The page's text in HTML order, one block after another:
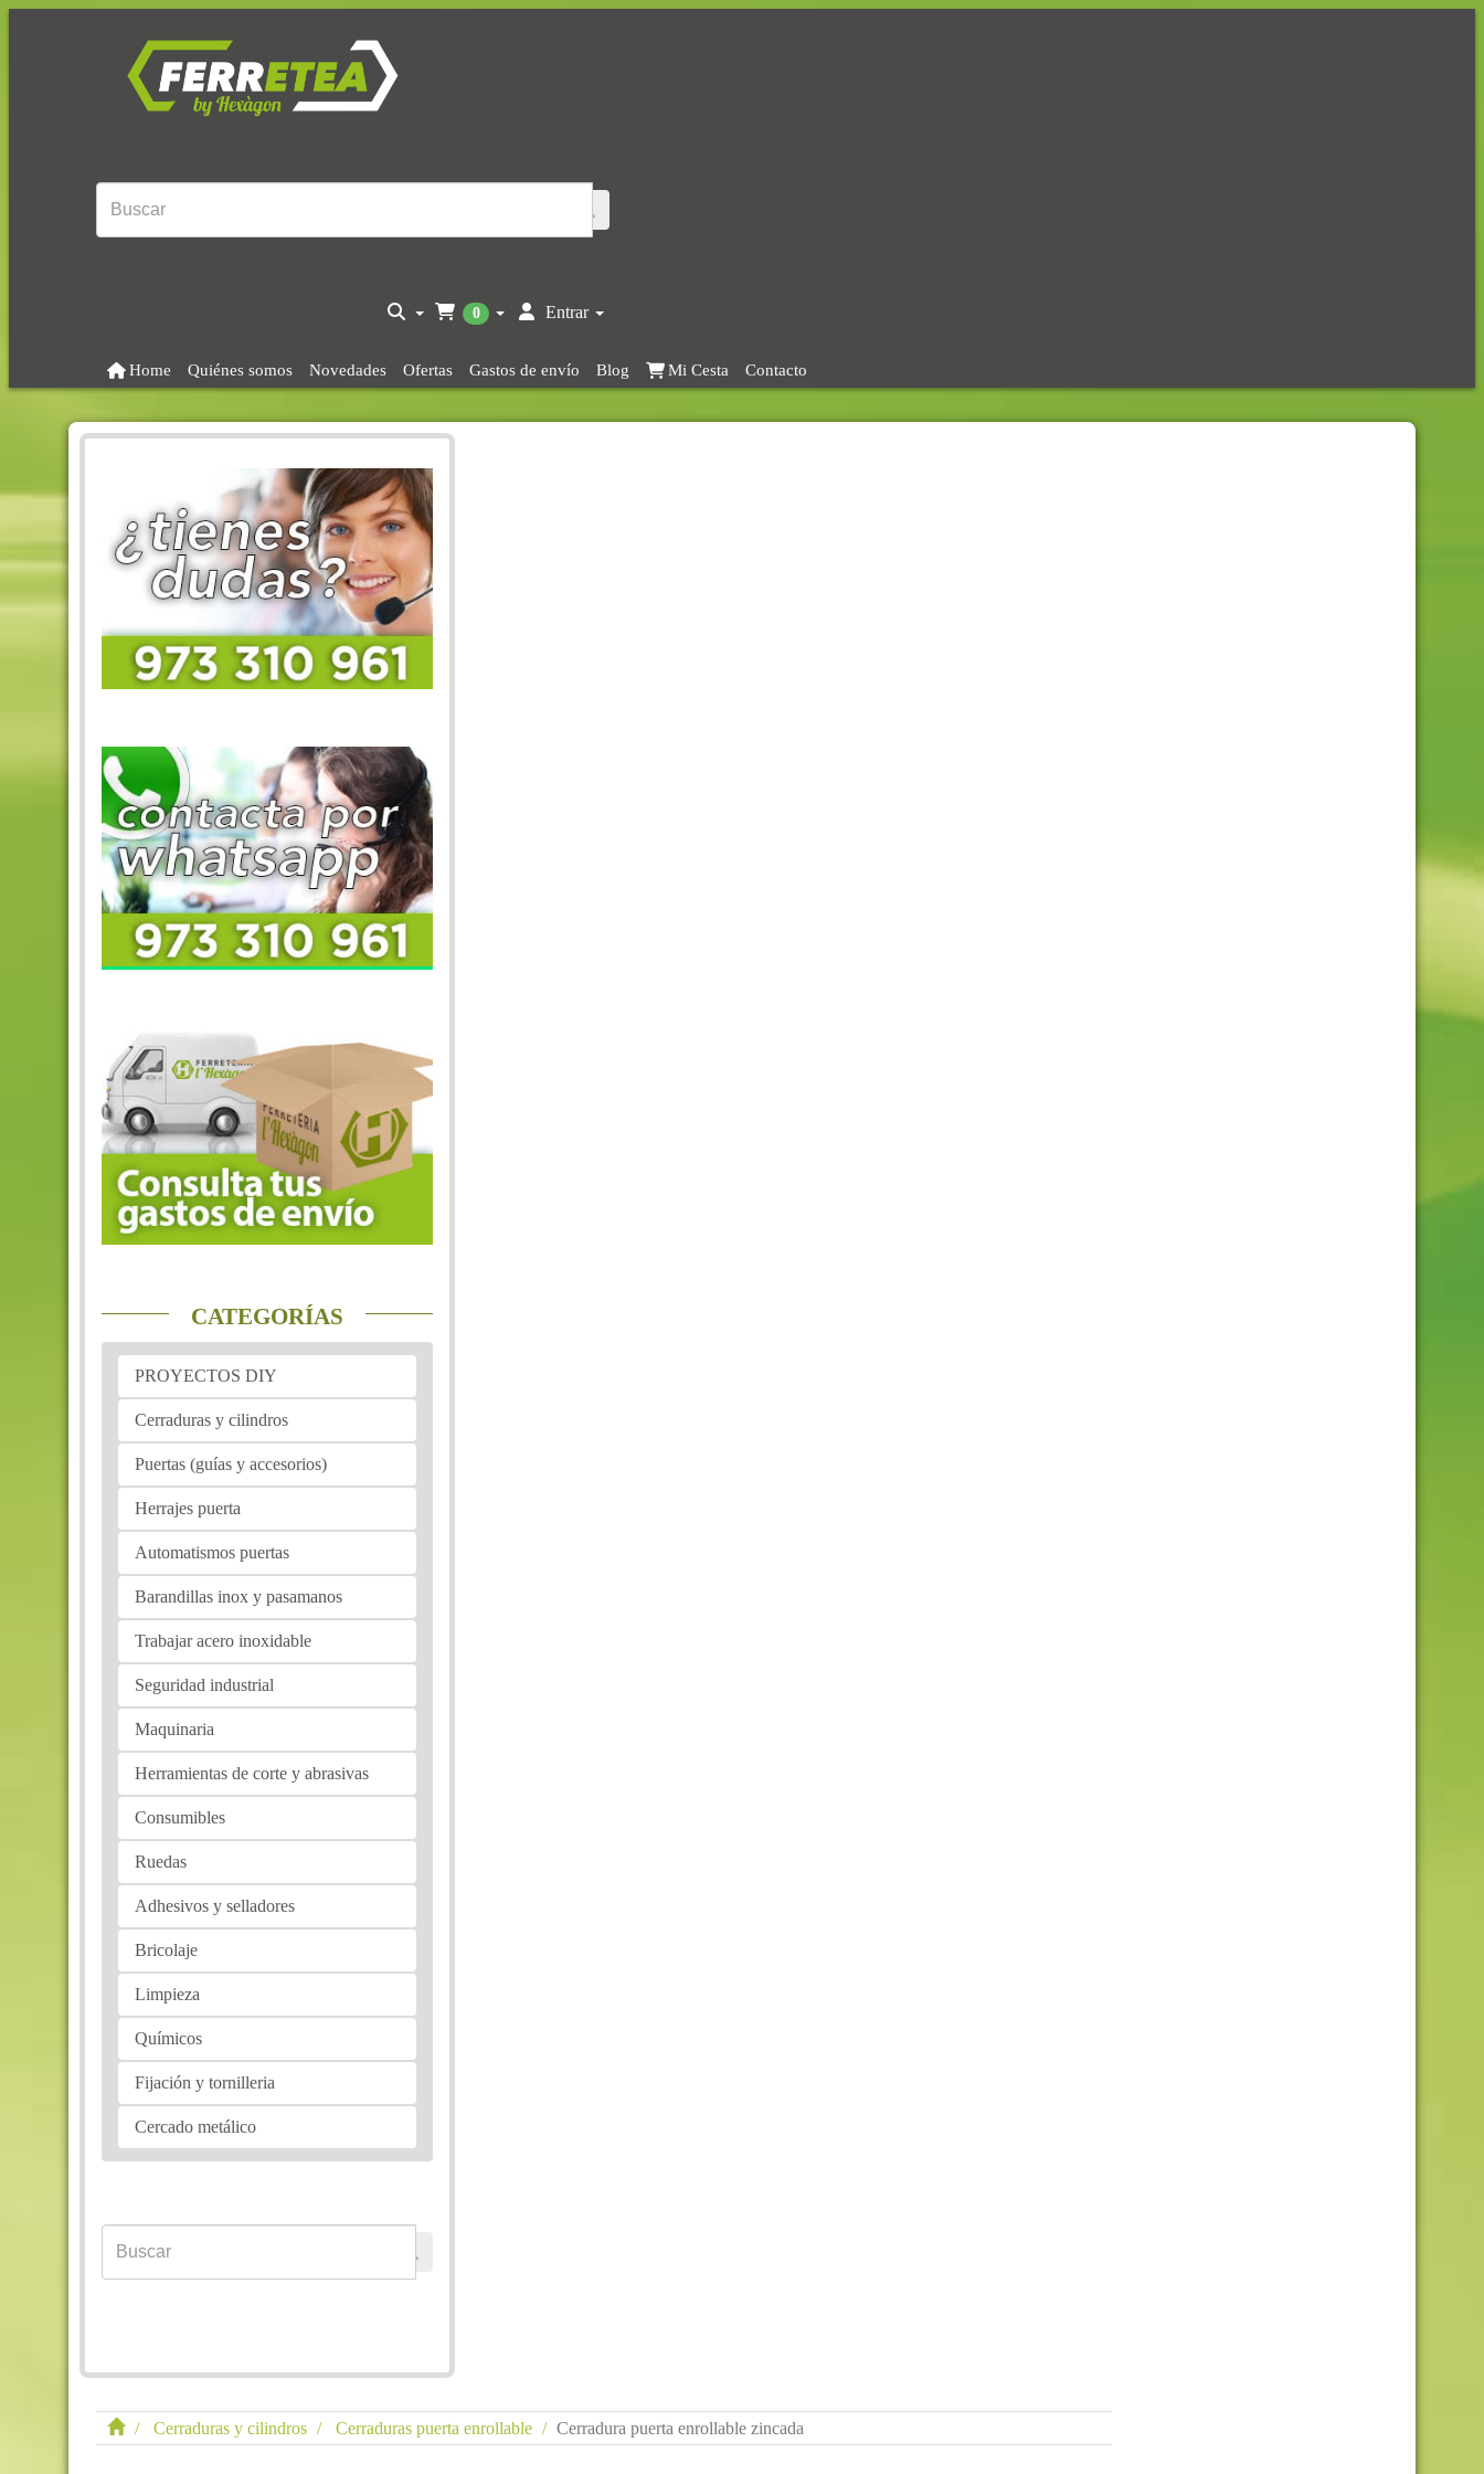
0 Entrar
Home Quiénes somos Novedades Ofertas Gastos de envío Blog Mi Cesta Contacto
CATEGORÍAS
PROYECTOS DIY
Cerraduras y cilindros
Puertas (guías y accesorios)
Herrajes puerta
Automatismos puertas
Barandillas inox y pasamanos
Trabajar acero inoxidable
Seguridad industrial
Maquinaria
Herramientas de corte y abrasivas
Consumibles
Ruedas
Adhesivos y selladores
Bricolaje
Limpieza
Químicos
Fijación y tornilleria
Cercado metálico
Cerraduras y cilindros Cerraduras puerta enrollable Cerradura puerta enrollable zincada